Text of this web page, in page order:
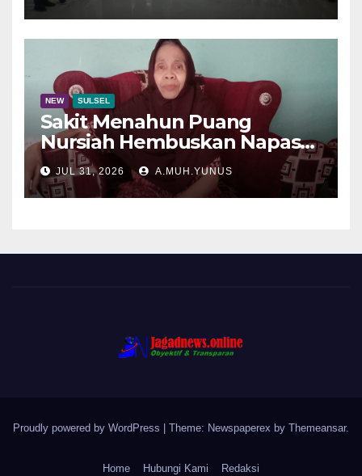
NEW SULSEL
Sakit Menahun Puang
Nursiah Hembuskan Napas
Terakhir
JUL 31, 2026 A.MUH.YUNUS
Proudly powered by WordPress Theme: Newspaperex by Themeansar.
Home Hubungi Kami Redaksi